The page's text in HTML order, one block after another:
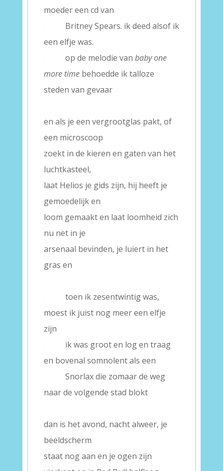
moeder een cd van
.
Britney Spears. ik deed alsof ik
een elfje was.
.
op de melodie van baby one
more timebehoedde ik talloze
steden van gevaar
en als je een vergrootglas pakt, of
een microscoop
zoekt in de kieren en gaten van het
luchtkasteel,
laat Helios je gids zijn, hij heeft je
gemoedelijk en
loom gemaakt en laat loomheid zich
nu net in je
arsenaal bevinden, je luiert in het
gras en
.
toen ik zesentwintig was,
moest ik juist nog meer een elfje
zijn
.
ik was groot en log en traag
en bovenal somnolent als een
.
Snorlax die zomaar de weg
naar de volgende stad blokt
dan is het avond, nacht alweer, je
beeldscherm
staat nog aan en je ogen zijn